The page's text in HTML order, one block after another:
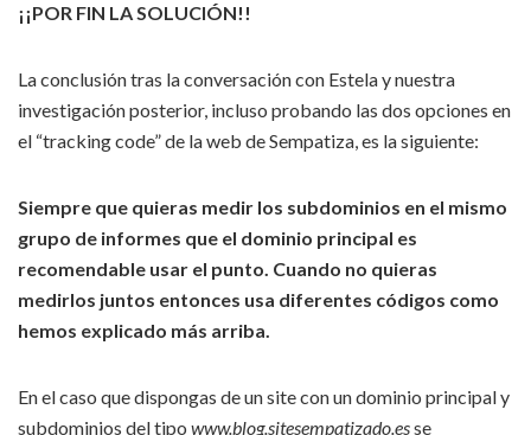
¡¡POR FIN LA SOLUCIÓN!!
La conclusión tras la conversación con Estela y nuestra
investigación posterior, incluso probando las dos opciones en
el “tracking code” de la web de Sempatiza, es la siguiente:
Siempre que quieras medir los subdominios en el mismo
grupo de informes que el dominio principal es
recomendable usar el punto. Cuando no quieras
medirlos juntos entonces usa diferentes códigos como
hemos explicado más arriba.
En el caso que dispongas de un site con un dominio principal y
subdominios del tipo www.blog.sitesempatizado.esse